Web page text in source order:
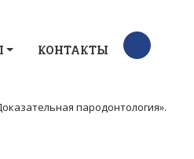
КОНТАКТЫ
пародонтология».